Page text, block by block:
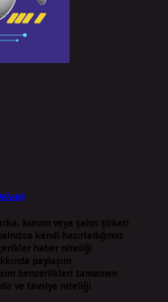
kurum veya şahıs şirketi
kendi hazırladığımız
haber niteliği
paylaşım
benzerlikleri tamamen
ve tavsiye niteliği